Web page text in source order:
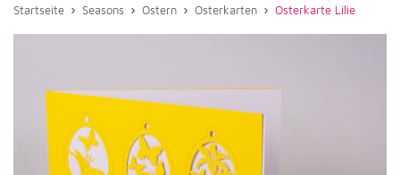
Startseite › Seasons › Ostern › Osterkarten › Osterkarte Lilie